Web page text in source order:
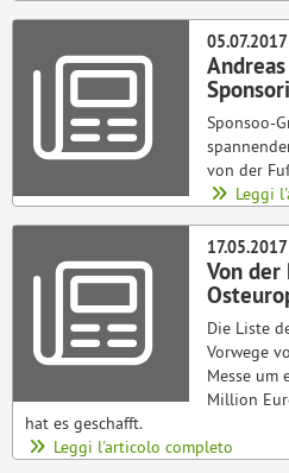
05.07.2017
Sponsoo-
von der
Leggi
17.05.2017
Von der
Die Liste
Vorwege
Messe um
Million
hat es geschafft.
Leggi l'articolo completo